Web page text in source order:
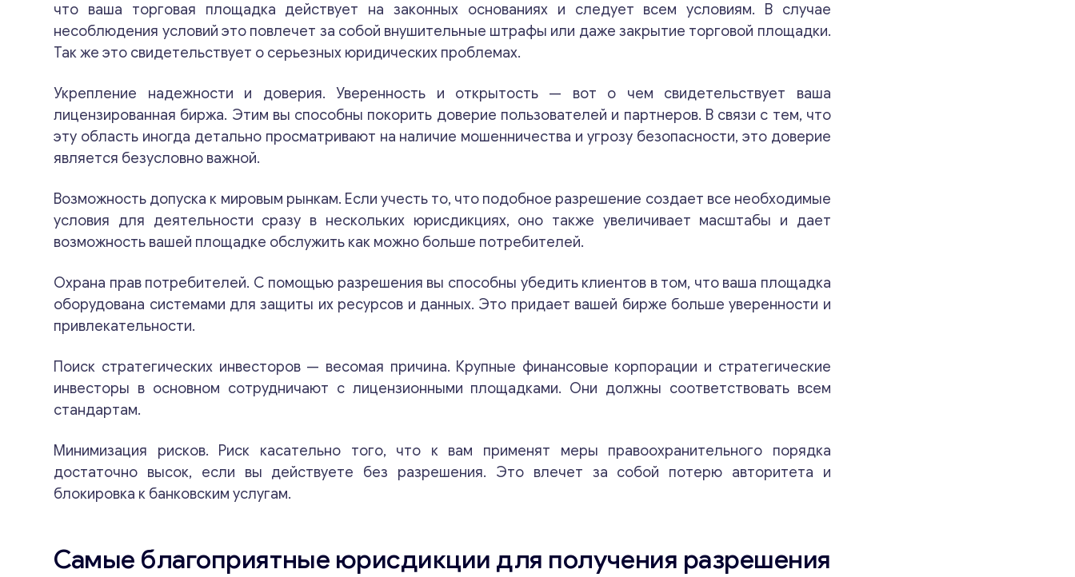
В
а
ш
и
а
ш
и
к
е
н
т
а
и
Email *
Ваши комментарии*
Свяжитесь со мной
что ваша торговая площадка действует на законных основаниях и следует всем условиям. В случае
несоблюдения условий это повлечет за собой внушительные штрафы или даже закрытие торговой площадки.
Так же это свидетельствует о серьезных юридических проблемах.
Укрепление надежности и доверия. Уверенность и открытость — вот о чем свидетельствует ваша
лицензированная биржа. Этим вы способны покорить доверие пользователей и партнеров. В связи с тем, что
эту область иногда детально просматривают на наличие мошенничества и угрозу безопасности, это доверие
является безусловно важной.
Возможность допуска к мировым рынкам. Если учесть то, что подобное разрешение создает все необходимые
условия для деятельности сразу в нескольких юрисдикциях, оно также увеличивает масштабы и дает
возможность вашей площадке обслужить как можно больше потребителей.
Охрана прав потребителей. С помощью разрешения вы способны убедить клиентов в том, что ваша площадка
оборудована системами для защиты их ресурсов и данных. Это придает вашей бирже больше уверенности и
привлекательности.
Поиск стратегических инвесторов — весомая причина. Крупные финансовые корпорации и стратегические
инвесторы в основном сотрудничают с лицензионными площадками. Они должны соответствовать всем
стандартам.
Минимизация рисков. Риск касательно того, что к вам применят меры правоохранительного порядка
достаточно высок, если вы действуете без разрешения. Это влечет за собой потерю авторитета и
блокировка к банковским услугам.
Самые благоприятные юрисдикции для получения разрешения